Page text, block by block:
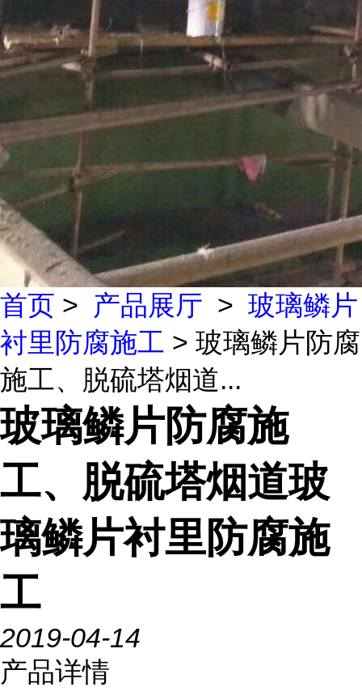
首页 > 产品展厅 > 玻璃鳞片
衬里防腐施工 > 玻璃鳞片防腐
施工、脱硫塔烟道...
玻璃鳞片防腐施
工、脱硫塔烟道玻
璃鳞片衬里防腐施
工
2019-04-14
产品详情